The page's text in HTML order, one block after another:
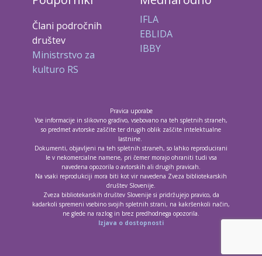
Člani področnih
društev
Ministrstvo za
kulturo RS
IFLA
EBLIDA
IBBY
Pravica uporabe
Vse informacije in slikovno gradivo, vsebovano na teh spletnih straneh,
so predmet avtorske zaščite ter drugih oblik zaščite intelektualne
lastnine.
Dokumenti, objavljeni na teh spletnih straneh, so lahko reproducirani
le v nekomercialne namene, pri čemer morajo ohraniti tudi vsa
navedena opozorila o avtorskih ali drugih pravicah.
Na vsaki reprodukciji mora biti kot vir navedena Zveza bibliotekarskih
društev Slovenije.
Zveza bibliotekarskih društev Slovenije si pridržujejo pravico, da
kadarkoli spremeni vsebino svojih spletnih strani, na kakršenkoli način,
ne glede na razlog in brez predhodnega opozorila.
Izjava o dostopnosti